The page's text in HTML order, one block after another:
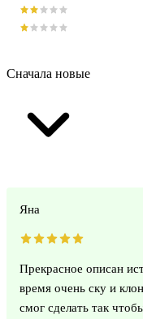
Сначала новые
Яна
Прекрасное описан
время очень ску и
смог сделать так